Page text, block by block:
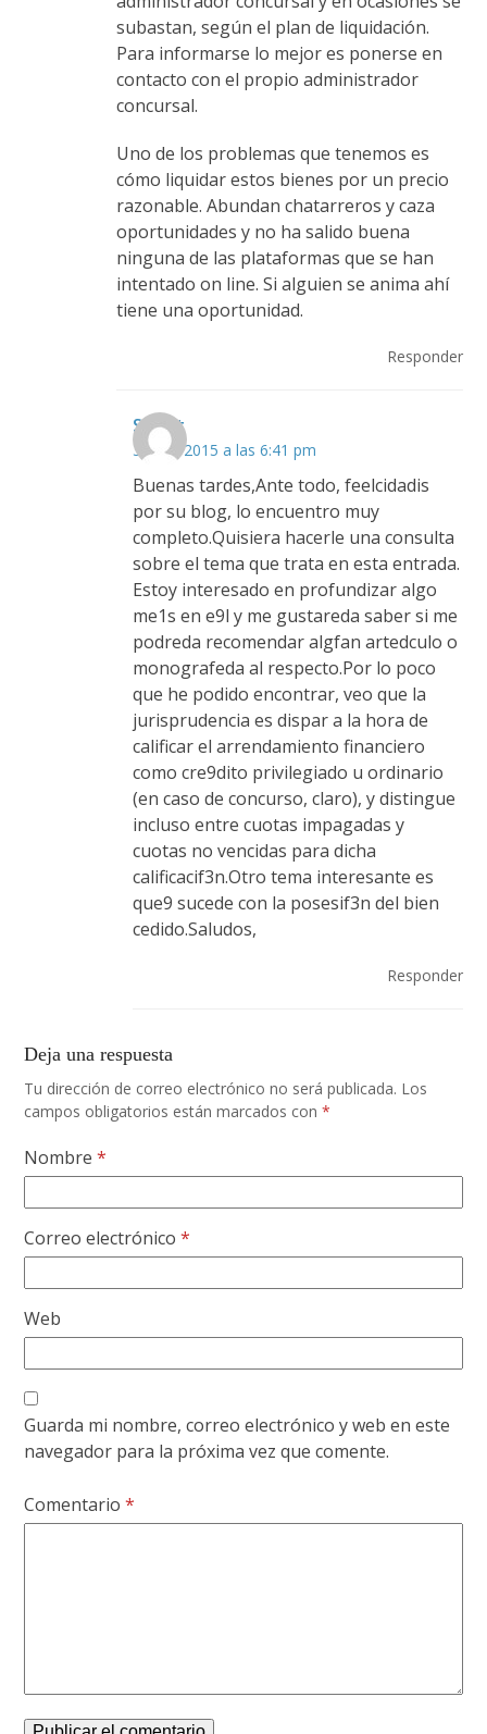
subastan, según el plan de liquidación.
Para informarse lo mejor es ponerse en
contacto con el propio administrador
concursal.
Uno de los problemas que tenemos es
cómo liquidar estos bienes por un precio
razonable. Abundan chatarreros y caza
oportunidades y no ha salido buena
ninguna de las plataformas que se han
intentado on line. Si alguien se anima ahí
tiene una oportunidad.
Responder
Saikat
3 julio, 2015 a las 6:41 pm
Buenas tardes,Ante todo, feelcidadis
por su blog, lo encuentro muy
completo.Quisiera hacerle una consulta
sobre el tema que trata en esta entrada.
Estoy interesado en profundizar algo
me1s en e9l y me gustareda saber si me
podreda recomendar algfan artedculo o
monografeda al respecto.Por lo poco
que he podido encontrar, veo que la
jurisprudencia es dispar a la hora de
calificar el arrendamiento financiero
como cre9dito privilegiado u ordinario
(en caso de concurso, claro), y distingue
incluso entre cuotas impagadas y
cuotas no vencidas para dicha
calificacif3n.Otro tema interesante es
que9 sucede con la posesif3n del bien
cedido.Saludos,
Responder
Deja una respuesta
Tu dirección de correo electrónico no será publicada. Los
campos obligatorios están marcados con*
Nombre*
Correo electrónico*
Web
Guarda mi nombre, correo electrónico y web en este
navegador para la próxima vez que comente.
Comentario*